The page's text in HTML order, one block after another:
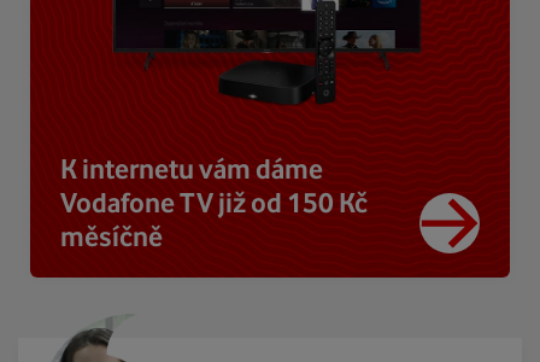
K internetu vám dáme
Vodafone TV již od 150 Kč
měsíčně